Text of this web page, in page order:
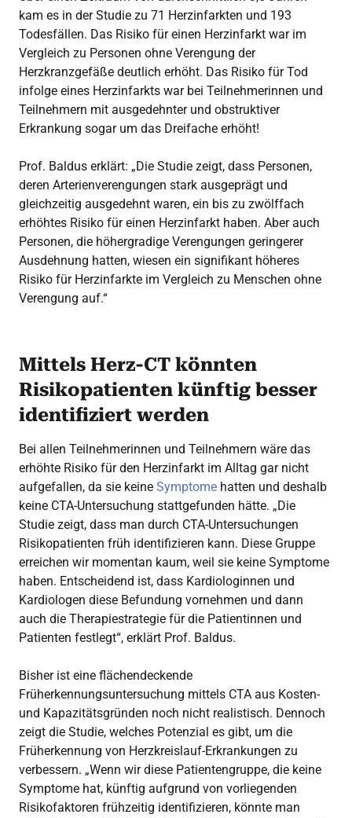
kam es in der Studie zu 71 Herzinfarkten und 193
Todesfällen. Das Risiko für einen Herzinfarkt war im
Vergleich zu Personen ohne Verengung der
Herzkranzgefäße deutlich erhöht. Das Risiko für Tod
infolge eines Herzinfarkts war bei Teilnehmerinnen und
Teilnehmern mit ausgedehnter und obstruktiver
Erkrankung sogar um das Dreifache erhöht!
Prof. Baldus erklärt: „Die Studie zeigt, dass Personen,
deren Arterienverengungen stark ausgeprägt und
gleichzeitig ausgedehnt waren, ein bis zu zwölffach
erhöhtes Risiko für einen Herzinfarkt haben. Aber auch
Personen, die höhergradige Verengungen geringerer
Ausdehnung hatten, wiesen ein signifikant höheres
Risiko für Herzinfarkte im Vergleich zu Menschen ohne
Verengung auf.“
Mittels Herz-CT könnten
Risikopatienten künftig besser
identifiziert werden
Bei allen Teilnehmerinnen und Teilnehmern wäre das
erhöhte Risiko für den Herzinfarkt im Alltag gar nicht
aufgefallen, da sie keine Symptome hatten und deshalb
keine CTA-Untersuchung stattgefunden hätte. „Die
Studie zeigt, dass man durch CTA-Untersuchungen
Risikopatienten früh identifizieren kann. Diese Gruppe
erreichen wir momentan kaum, weil sie keine Symptome
haben. Entscheidend ist, dass Kardiologinnen und
Kardiologen diese Befundung vornehmen und dann
auch die Therapiestrategie für die Patientinnen und
Patienten festlegt“, erklärt Prof. Baldus.
Bisher ist eine flächendeckende
Früherkennungsuntersuchung mittels CTA aus Kosten-
und Kapazitätsgründen noch nicht realistisch. Dennoch
zeigt die Studie, welches Potenzial es gibt, um die
Früherkennung von Herzkreislauf-Erkrankungen zu
verbessern. „Wenn wir diese Patientengruppe, die keine
Symptome hat, künftig aufgrund von vorliegenden
Risikofaktoren frühzeitig identifizieren, könnte man